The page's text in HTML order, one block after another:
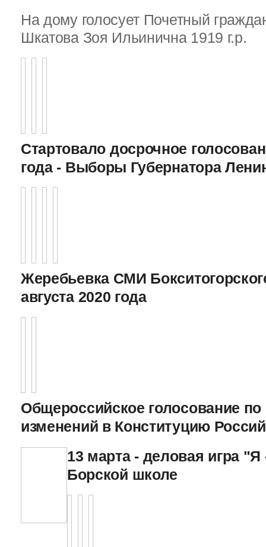
На дому голосует Почетный
Шкатова Зоя Ильинична 1919 г.р.
Стартовало досрочное
года - Выборы Губернатора
Жеребьевка СМИ
августа 2020 года
Общероссийское голосование
изменений в Конституцию
13 марта - деловая игра "Я
Борской школе